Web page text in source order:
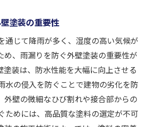
塗装の重要性
通じて降雨が多く、湿度の高い気候が
め、雨漏りを防ぐ外壁塗装の重要性が
塗装は、防水性能を大幅に向上させる
水の侵入を防ぐことで建物の劣化を防
外壁の微細なひび割れや接合部からの
ためには、高品質な塗料の選定が不可